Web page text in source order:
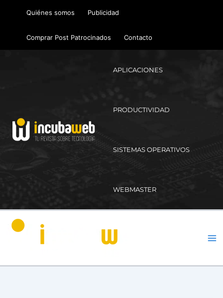
Quiénes somos Publicidad
Comprar Post Patrocinados Contacto
APLICACIONES
PRODUCTIVIDAD
SISTEMAS OPERATIVOS
WEBMASTER